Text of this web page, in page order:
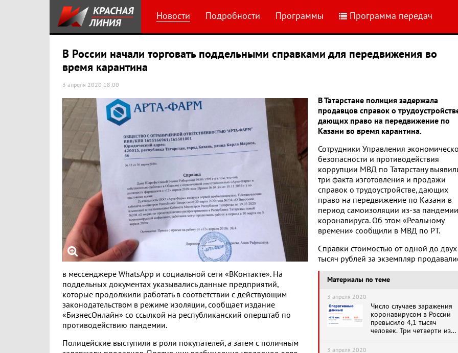
Новости Подробности Программы Программа передач
В России начали торговать поддельными справками для передвижения во
время карантина
3 апреля 2020 18:00
В Татарстане полиция задержала
продавцов справок о
дающих право на передвижение по
Казани во время карантина.
Материалы по теме
3 апреля 2020
Число случаев заражения
коронавирусом в России
превысило 4,1 тысяч
человек. Три четверти из
3 апреля 2020
Сотрудники Управления
безопасности и противодействия
коррупции МВД по Татарстану
три факта изготовления и продажи
справок о трудоустройстве, дающих
право на передвижение по Казани в
период самоизоляции из-за пандемии
коронавируса. Об этом «Реальному
времени» сообщили в МВД по РТ.
Справки стоимостью от одной до двух
тысяч рублей за экземпляр
в мессенджере WhatsАpp и социальной сети «ВКонтакте». На
поддельных документах указывались данные предприятий,
которые продолжили работать в соответствии с действующим
законодательством в режиме изоляции, сообщает издание
«БизнесОнлайн» со ссылкой на республиканский оперштаб по
противодействию пандемии.
Полицейские выступили в роли покупателей, а затем с поличным